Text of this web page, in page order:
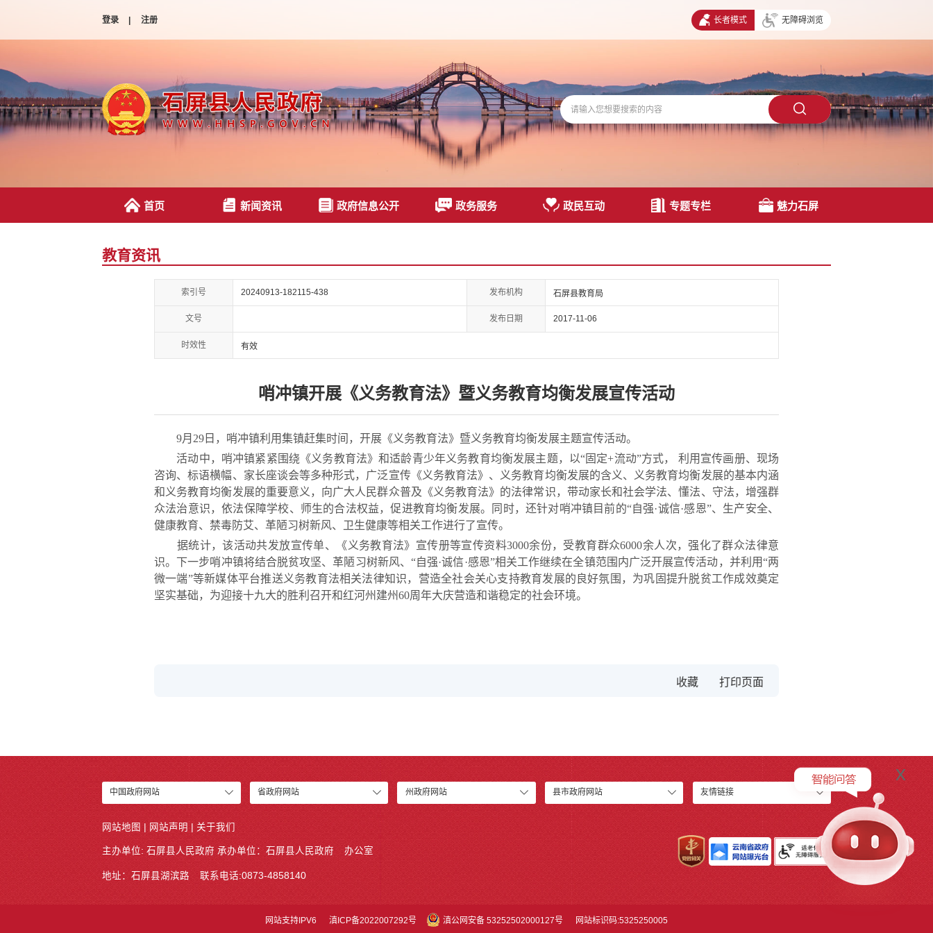
登录 | 注册 长者模式 无障碍浏览
首页 新闻资讯 政府信息公开 政务服务 政民互动 专题专栏 魅力石屏
教育资讯
索引号 20240913-182115-438 发布机构 石屏县教育局
文号 发布日期 2017-11-06
时效性 有效
哨冲镇开展《义务教育法》暨义务教育均衡发展宣传活动
9月29日，哨冲镇利用集镇赶集时间，开展《义务教育法》暨义务教育均衡发展主题宣传活动。
活动中，哨冲镇紧紧围绕《义务教育法》和适龄青少年义务教育均衡发展主题，以“固定+流动”方式， 利用宣传画册、现场
咨询、标语横幅、家长座谈会等多种形式，广泛宣传《义务教育法》、义务教育均衡发展的含义、义务教育均衡发展的基本内涵
和义务教育均衡发展的重要意义，向广大人民群众普及《义务教育法》的法律常识，带动家长和社会学法、懂法、守法，增强群
众法治意识，依法保障学校、师生的合法权益，促进教育均衡发展。同时，还针对哨冲镇目前的“自强·诚信·感恩”、生产安全、
健康教育、禁毒防艾、革陋习树新风、卫生健康等相关工作进行了宣传。
据统计，该活动共发放宣传单、《义务教育法》宣传册等宣传资料3000余份，受教育群众6000余人次，强化了群众法律意
识。下一步哨冲镇将结合脱贫攻坚、革陋习树新风、“自强·诚信·感恩”相关工作继续在全镇范围内广泛开展宣传活动，并利用“两
微一端”等新媒体平台推送义务教育法相关法律知识，营造全社会关心支持教育发展的良好氛围，为巩固提升脱贫工作成效奠定
坚实基础，为迎接十九大的胜利召开和红河州建州60周年大庆营造和谐稳定的社会环境。
收藏
中国政府网站 省政府网站 州政府网站 县市政府网站 友情链接
网站地图 网站声明 关于我们
主办单位: 石屏县人民政府 承办单位： 石屏县人民政府 办公室
地址：石屏县湖滨路 联系电话:0873-4858140
x
网站支持IPV6 滇ICP备2022007292号 滇公网安备 53252502000127号 网站标识码:5325250005